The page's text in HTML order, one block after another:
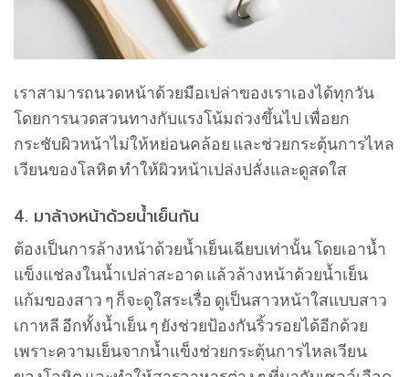
เราสามารถนวดหน้าด้วยมือเปล่าของเราเองได้ทุกวัน
โดยการนวดสวนทางกับแรงโน้มถ่วงขึ้นไป เพื่อยก
กระชับผิวหน้าไม่ให้หย่อนคล้อย และช่วยกระตุ้นการไหล
เวียนของโลหิต ทำให้ผิวหน้าเปล่งปลั่งและดูสดใส
4. มาล้างหน้าด้วยน้ำเย็นกัน
ต้องเป็นการล้างหน้าด้วยน้ำเย็นเฉียบเท่านั้น โดยเอาน้ำ
แข็งแช่ลงในน้ำเปล่าสะอาด แล้วล้างหน้าด้วยน้ำเย็น
แก้มของสาว ๆ ก็จะดูใสระเรื่อ ดูเป็นสาวหน้าใสแบบสาว
เกาหลี อีกทั้งน้ำเย็น ๆ ยังช่วยป้องกันริ้วรอยได้อีกด้วย
เพราะความเย็นจากน้ำแข็งช่วยกระตุ้นการไหลเวียน